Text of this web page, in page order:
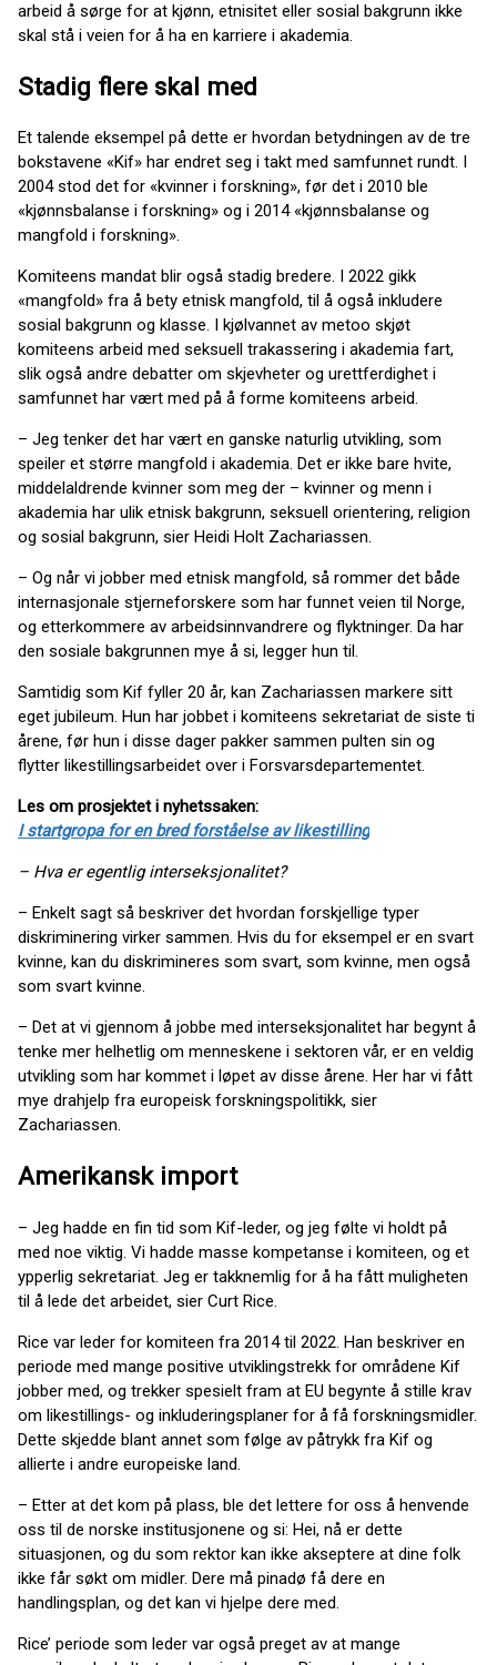
arbeid å sørge for at kjønn, etnisitet eller sosial bakgrunn ikke
skal stå i veien for å ha en karriere i akademia.
Stadig flere skal med
Et talende eksempel på dette er hvordan betydningen av de tre
bokstavene «Kif» har endret seg i takt med samfunnet rundt. I
2004 stod det for «kvinner i forskning», før det i 2010 ble
«kjønnsbalanse i forskning» og i 2014 «kjønnsbalanse og
mangfold i forskning».
Komiteens mandat blir også stadig bredere. I 2022 gikk
«mangfold» fra å bety etnisk mangfold, til å også inkludere
sosial bakgrunn og klasse. I kjølvannet av metoo skjøt
komiteens arbeid med seksuell trakassering i akademia fart,
slik også andre debatter om skjevheter og urettferdighet i
samfunnet har vært med på å forme komiteens arbeid.
– Jeg tenker det har vært en ganske naturlig utvikling, som
speiler et større mangfold i akademia. Det er ikke bare hvite,
middelaldrende kvinner som meg der – kvinner og menn i
akademia har ulik etnisk bakgrunn, seksuell orientering, religion
og sosial bakgrunn, sier Heidi Holt Zachariassen.
– Og når vi jobber med etnisk mangfold, så rommer det både
internasjonale stjerneforskere som har funnet veien til Norge,
og etterkommere av arbeidsinnvandrere og flyktninger. Da har
den sosiale bakgrunnen mye å si, legger hun til.
Samtidig som Kif fyller 20 år, kan Zachariassen markere sitt
eget jubileum. Hun har jobbet i komiteens sekretariat de siste ti
årene, før hun i disse dager pakker sammen pulten sin og
flytter likestillingsarbeidet over i Forsvarsdepartementet.
Les om prosjektet i nyhetssaken:
I startgropa for en bred forståelse av likestilling
– Hva er egentlig interseksjonalitet?
– Enkelt sagt så beskriver det hvordan forskjellige typer
diskriminering virker sammen. Hvis du for eksempel er en svart
kvinne, kan du diskrimineres som svart, som kvinne, men også
som svart kvinne.
– Det at vi gjennom å jobbe med interseksjonalitet har begynt å
tenke mer helhetlig om menneskene i sektoren vår, er en veldig
utvikling som har kommet i løpet av disse årene. Her har vi fått
mye drahjelp fra europeisk forskningspolitikk, sier
Zachariassen.
Amerikansk import
– Jeg hadde en fin tid som Kif-leder, og jeg følte vi holdt på
med noe viktig. Vi hadde masse kompetanse i komiteen, og et
ypperlig sekretariat. Jeg er takknemlig for å ha fått muligheten
til å lede det arbeidet, sier Curt Rice.
Rice var leder for komiteen fra 2014 til 2022. Han beskriver en
periode med mange positive utviklingstrekk for områdene Kif
jobber med, og trekker spesielt fram at EU begynte å stille krav
om likestillings- og inkluderingsplaner for å få forskningsmidler.
Dette skjedde blant annet som følge av påtrykk fra Kif og
allierte i andre europeiske land.
– Etter at det kom på plass, ble det lettere for oss å henvende
oss til de norske institusjonene og si: Hei, nå er dette
situasjonen, og du som rektor kan ikke akseptere at dine folk
ikke får søkt om midler. Dere må pinadø få dere en
handlingsplan, og det kan vi hjelpe dere med.
Rice’ periode som leder var også preget av at mange